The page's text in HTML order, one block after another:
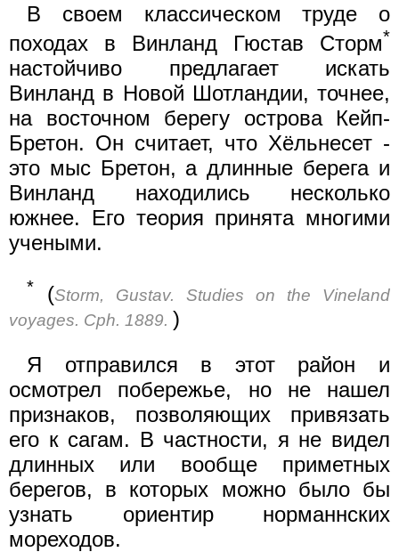
В своем классическом труде о
походах в Винланд Гюстав Сторм*
настойчиво предлагает искать
Винланд в Новой Шотландии, точнее,
на восточном берегу острова Кейп-
Бретон. Он считает, что Хёльнесет -
это мыс Бретон, а длинные берега и
Винланд находились несколько
южнее. Его теория принята многими
учеными.
* (Storm, Gustav. Studies on the Vineland
voyages. Cph. 1889. )
Я отправился в этот район и
осмотрел побережье, но не нашел
признаков, позволяющих привязать
его к сагам. В частности, я не видел
длинных или вообще приметных
берегов, в которых можно было бы
узнать ориентир норманнских
мореходов.